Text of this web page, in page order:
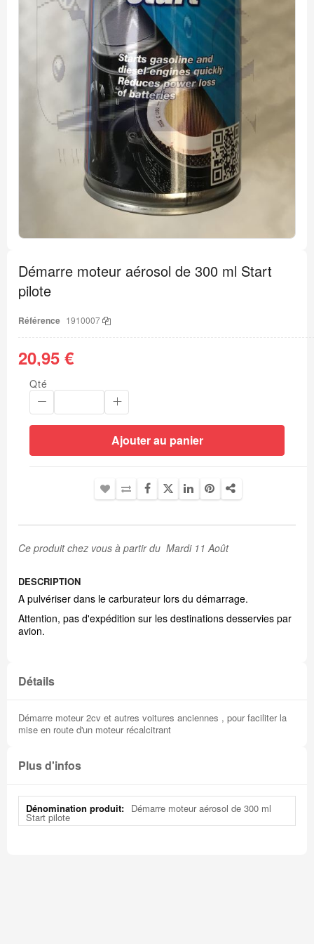
début
de
la
Galerie
d’images
Démarre moteur aérosol de 300 ml Start
pilote
Référence 1910007
20,95 €
Qté
Ajouter au panier
Ce produit chez vous à partir du Mardi 11 Août
DESCRIPTION
A pulvériser dans le carburateur lors du démarrage.
Attention, pas d'expédition sur les destinations desservies par
avion.
Détails
Démarre moteur 2cv et autres voitures anciennes , pour faciliter la
mise en route d'un moteur récalcitrant
Plus d'infos
Plus
d'infos
Démarre moteur aérosol de 300 ml
Start pilote